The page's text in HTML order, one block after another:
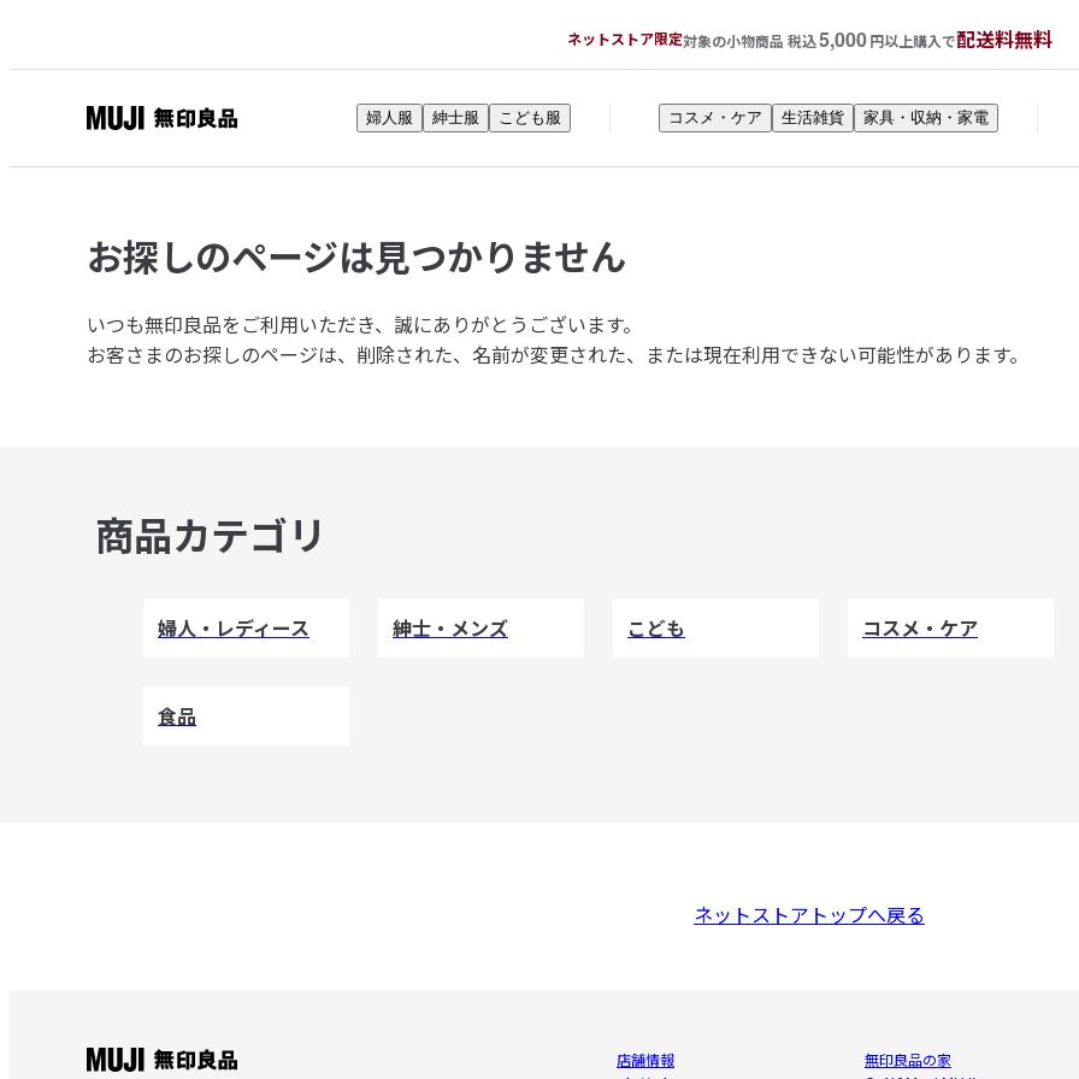
ネットストア限定対象の小物商品 税込5,000円以上購入で配送料無料
印
品
ネ
ト
ス
婦人服 紳士服 こども服 コスメ・ケア 生活雑貨 家具・収納・家電
お探しのページは見つかりません
いつも無印良品をご利用いただき、誠にありがとうございます。
お客さまのお探しのページは、削除された、名前が変更された、または現在利用できない可能性があります。
商品カテゴリ
婦人・レディース 紳士・メンズ こども コスメ・ケア
食品
ネットストアトップへ戻る
店舗情報
無印良品の家